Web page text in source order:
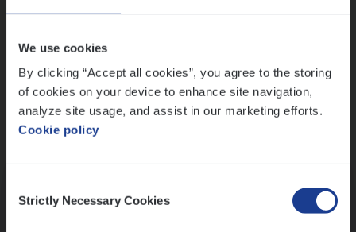
We use cookies
By clicking “Accept all cookies”, you agree to the storing
of cookies on your device to enhance site navigation,
analyze site usage, and assist in our marketing efforts.
Cookie policy
Selection
Strictly Necessary Cookies